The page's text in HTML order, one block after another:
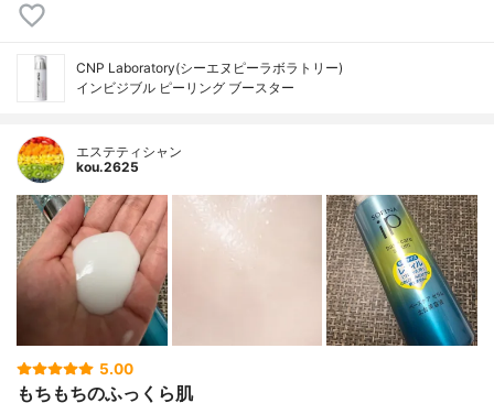
CNP Laboratory(シーエヌピーラボラトリー)
インビジブル ピーリング ブースター
エステティシャン
kou.2625
5.00
もちもちのふっくら肌